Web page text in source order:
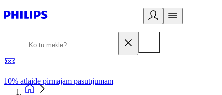
10% atlaide pirmajam pasūtījumam